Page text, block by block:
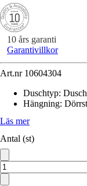
10 års garanti
Garantivillkor
Art.nr 10604304
Duschtyp:
Hängning:
Läs mer
Antal (st)